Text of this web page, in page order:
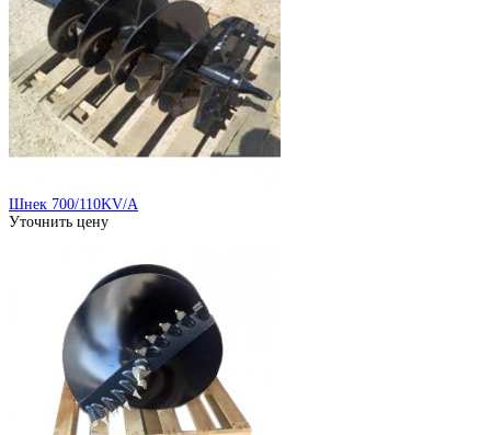
Шнек 700/110KV/A
Уточнить цену